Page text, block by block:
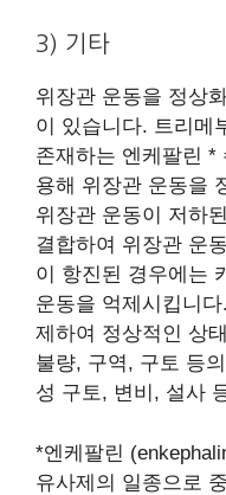
3) 기타
위장관 운동을 정상
이 있습니다. 트리메
존재하는 엔케팔린
용해 위장관 운동을
위장관 운동이 저하
결합하여 위장관 운
이 항진된 경우에는
운동을 억제시킵니
제하여 정상적인 상
불량, 구역, 구토 등
성 구토, 변비, 설사
*엔케팔린
유사제의 일종으로